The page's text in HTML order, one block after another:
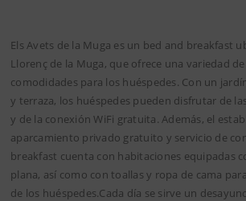
Els Avets de la Muga es un bed and breakfast
Llorenç de la Muga, que ofrece una variedad
comodidades para los huéspedes. Con un
y terraza, los huéspedes pueden disfrutar de
y de la conexión WiFi gratuita. Además, el
aparcamiento privado gratuito y servicio de
breakfast cuenta con habitaciones equipadas
plana, así como con toallas y ropa de cama
de los huéspedes.Cada día se sirve un